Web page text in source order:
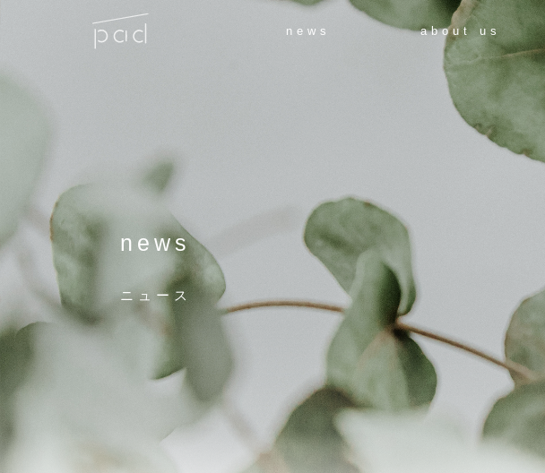
news about us
news
ニュース